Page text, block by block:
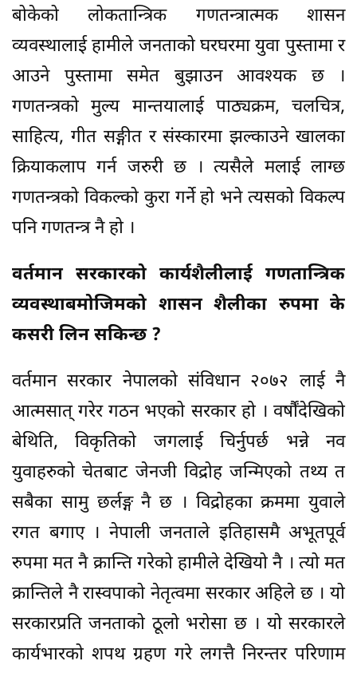
बोकेको लोकतान्त्रिक गणतन्त्रात्मक शासन
व्यवस्थालाई हामीले जनताको घरघरमा युवा पुस्तामा र
आउने पुस्तामा समेत बुझाउन आवश्यक छ ।
गणतन्त्रको मुल्य मान्तयालाई पाठ्यक्रम, चलचित्र,
साहित्य, गीत सङ्गीत र संस्कारमा झल्काउने खालका
क्रियाकलाप गर्न जरुरी छ । त्यसैले मलाई लाग्छ
गणतन्त्रको विकल्को कुरा गर्ने हो भने त्यसको विकल्प
पनि गणतन्त्र नै हो ।
वर्तमान सरकारको कार्यशैलीलाई गणतान्त्रिक
व्यवस्थाबमोजिमको शासन शैलीका रुपमा के
कसरी लिन सकिन्छ ?
वर्तमान सरकार नेपालको संविधान २०७२ लाई नै
आत्मसात् गरेर गठन भएको सरकार हो । वर्षौंदेखिको
बेथिति, विकृतिको जगलाई चिर्नुपर्छ भन्ने नव
युवाहरुको चेतबाट जेनजी विद्रोह जन्मिएको तथ्य त
सबैका सामु छर्लङ्ग नै छ । विद्रोहका क्रममा युवाले
रगत बगाए । नेपाली जनताले इतिहासमै अभूतपूर्व
रुपमा मत नै क्रान्ति गरेको हामीले देखियो नै । त्यो मत
क्रान्तिले नै रास्वपाको नेतृत्वमा सरकार अहिले छ । यो
सरकारप्रति जनताको ठूलो भरोसा छ । यो सरकारले
कार्यभारको शपथ ग्रहण गरे लगत्तै निरन्तर परिणाम